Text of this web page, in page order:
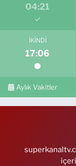
04:21
İKINDI
17:06
Aylık Vakitler